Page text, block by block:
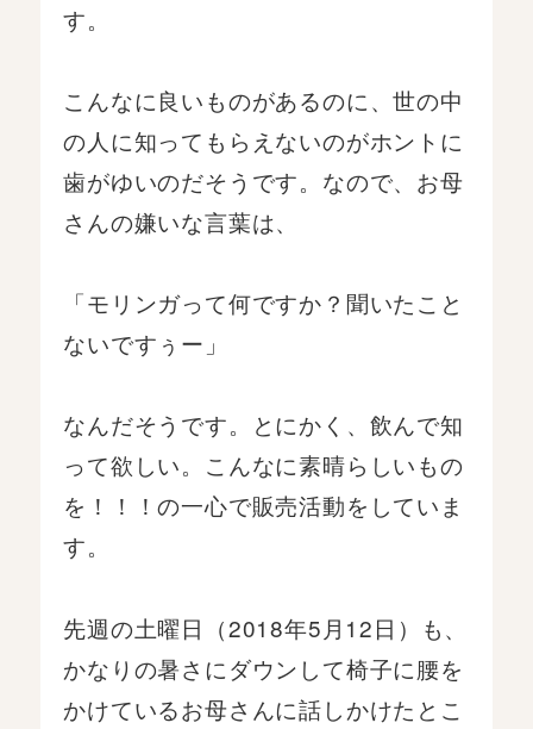
す。
こんなに良いものがあるのに、世の中
の人に知ってもらえないのがホントに
歯がゆいのだそうです。なので、お母
さんの嫌いな言葉は、
「モリンガって何ですか？聞いたこと
ないですぅー」
なんだそうです。とにかく、飲んで知
って欲しい。こんなに素晴らしいもの
を！！！の一心で販売活動をしていま
す。
先週の土曜日（2018年5月12日）も、
かなりの暑さにダウンして椅子に腰を
かけているお母さんに話しかけたとこ